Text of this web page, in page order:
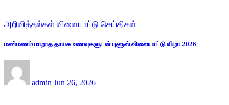
அறிவித்தல்கள் விளையாட்டு செய்திகள்
மண்மணம் மாறாத தாயக உணவுகளுடன் புளூஸ் விளையாட்டு விழா 2026
admin Jun 26, 2026